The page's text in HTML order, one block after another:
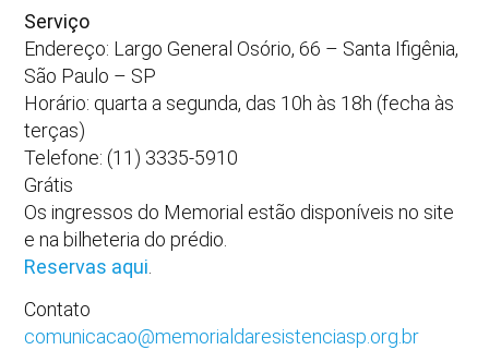
Serviço
Endereço: Largo General Osório, 66 – Santa Ifigênia,
São Paulo – SP
Horário: quarta a segunda, das 10h às 18h (fecha às
terças)
Telefone: (11) 3335-5910
Grátis
Os ingressos do Memorial estão disponíveis no site
e na bilheteria do prédio.
Reservas aqui
Contato
comunicacao@memorialdaresistenciasp.org.br